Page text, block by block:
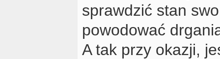
sprawdzić stan
powodować
A tak przy okazji,